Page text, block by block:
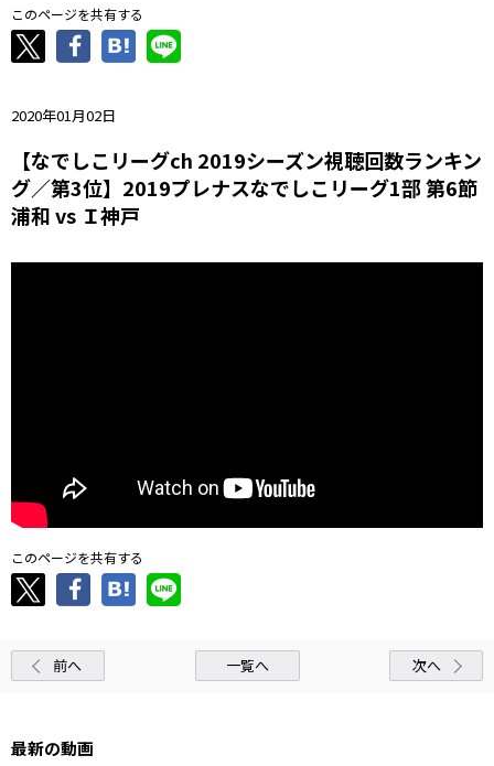
ニッパツ
-
このページを共有する
2020年01月02日
【なでしこリーグch 2019シーズン視聴回数ランキン
グ／第3位】2019プレナスなでしこリーグ1部 第6節
浦和 vs Ｉ神戸
このページを共有する
前へ 一覧へ 次へ
最新の動画